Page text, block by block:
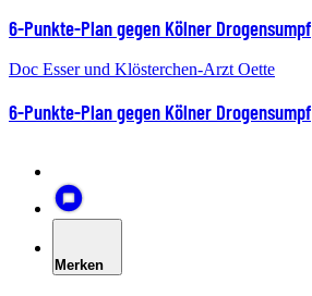
6-Punkte-Plan gegen Kölner Drogensumpf
Doc Esser und Klösterchen-Arzt Oette
6-Punkte-Plan gegen Kölner Drogensumpf
Merken